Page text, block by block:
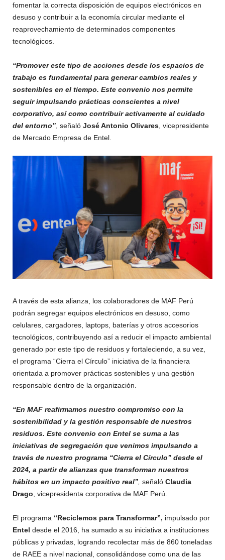
fomentar la correcta disposición de equipos electrónicos en
desuso y contribuir a la economía circular mediante el
reaprovechamiento de determinados componentes
tecnológicos.
“Promover este tipo de acciones desde los espacios de
trabajo es fundamental para generar cambios reales y
sostenibles en el tiempo. Este convenio nos permite
seguir impulsando prácticas conscientes a nivel
corporativo, así como contribuir activamente al cuidado
del entorno” , señaló José Antonio Olivares , vicepresidente
de Mercado Empresa de Entel.
A través de esta alianza, los colaboradores de MAF Perú
podrán segregar equipos electrónicos en desuso, como
celulares, cargadores, laptops, baterías y otros accesorios
tecnológicos, contribuyendo así a reducir el impacto ambiental
generado por este tipo de residuos y fortaleciendo, a su vez,
el programa “Cierra el Círculo” iniciativa de la financiera
orientada a promover prácticas sostenibles y una gestión
responsable dentro de la organización.
“En MAF reafirmamos nuestro compromiso con la
sostenibilidad y la gestión responsable de nuestros
residuos. Este convenio con Entel se suma a las
iniciativas de segregación que venimos impulsando a
través de nuestro programa “Cierra el Círculo” desde el
2024, a partir de alianzas que transforman nuestros
hábitos en un impacto positivo real” señaló Claudia
Drago , vicepresidenta corporativa de MAF Perú.
El programa “Reciclemos para Transformar”, impulsado por
Entel desde el 2016, ha sumado a su iniciativa a instituciones
públicas y privadas, logrando recolectar más de 860 toneladas
de RAEE a nivel nacional, consolidándose como una de las